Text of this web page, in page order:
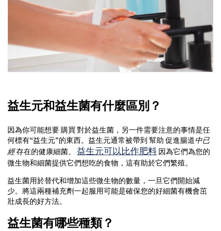
益生元和益生菌有什麼區別？
因為你可能想要 購買 對於益生菌，另一件需要注意的事情是任
何標有“益生元”的東西。益生元通常被帶到 幫助 促進腸道中已
經 存在的健康細菌。 益生元可以比作肥料 因為它們為您的
微生物和細菌提供它們想吃的食物，這有助於它們繁殖。
益生菌用於替代和增加這些微生物的數量，一旦它們開始減
少。將這兩種補充劑一起服用可能是確保您的好細菌有機會茁
壯成長的好方法。
益生菌有哪些種類？